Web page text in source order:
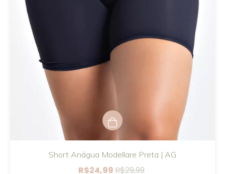
Short Anágua Modellare Preta | AG
R$24,99R$29,99